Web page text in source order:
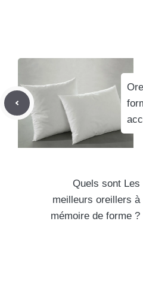
Quels sont Les
meilleurs oreillers à
mémoire de forme ?